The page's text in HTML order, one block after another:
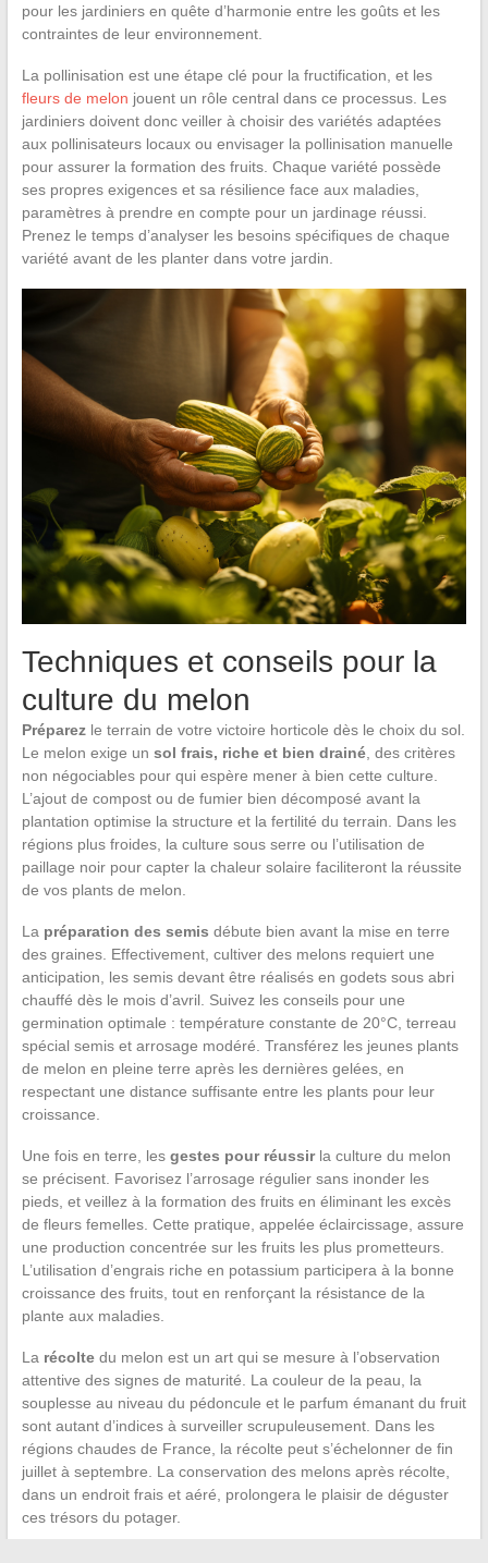
pour les jardiniers en quête d’harmonie entre les goûts et les
contraintes de leur environnement.
La pollinisation est une étape clé pour la fructification, et les
fleurs de melon jouent un rôle central dans ce processus. Les
jardiniers doivent donc veiller à choisir des variétés adaptées
aux pollinisateurs locaux ou envisager la pollinisation manuelle
pour assurer la formation des fruits. Chaque variété possède
ses propres exigences et sa résilience face aux maladies,
paramètres à prendre en compte pour un jardinage réussi.
Prenez le temps d’analyser les besoins spécifiques de chaque
variété avant de les planter dans votre jardin.
Techniques et conseils pour la
culture du melon
Préparezle terrain de votre victoire horticole dès le choix du sol.
Le melon exige un sol frais, riche et bien drainé, des critères
non négociables pour qui espère mener à bien cette culture.
L’ajout de compost ou de fumier bien décomposé avant la
plantation optimise la structure et la fertilité du terrain. Dans les
régions plus froides, la culture sous serre ou l’utilisation de
paillage noir pour capter la chaleur solaire faciliteront la réussite
de vos plants de melon.
La préparation des semis débute bien avant la mise en terre
des graines. Effectivement, cultiver des melons requiert une
anticipation, les semis devant être réalisés en godets sous abri
chauffé dès le mois d’avril. Suivez les conseils pour une
germination optimale : température constante de 20°C, terreau
spécial semis et arrosage modéré. Transférez les jeunes plants
de melon en pleine terre après les dernières gelées, en
respectant une distance suffisante entre les plants pour leur
croissance.
Une fois en terre, les gestes pour réussirla culture du melon
se précisent. Favorisez l’arrosage régulier sans inonder les
pieds, et veillez à la formation des fruits en éliminant les excès
de fleurs femelles. Cette pratique, appelée éclaircissage, assure
une production concentrée sur les fruits les plus prometteurs.
L’utilisation d’engrais riche en potassium participera à la bonne
croissance des fruits, tout en renforçant la résistance de la
plante aux maladies.
La récoltedu melon est un art qui se mesure à l’observation
attentive des signes de maturité. La couleur de la peau, la
souplesse au niveau du pédoncule et le parfum émanant du fruit
sont autant d’indices à surveiller scrupuleusement. Dans les
régions chaudes de France, la récolte peut s’échelonner de fin
juillet à septembre. La conservation des melons après récolte,
dans un endroit frais et aéré, prolongera le plaisir de déguster
ces trésors du potager.